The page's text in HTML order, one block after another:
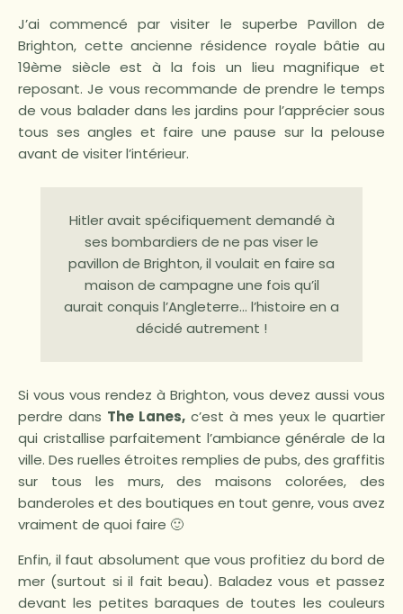
J’ai commencé par visiter le superbe Pavillon de
Brighton, cette ancienne résidence royale bâtie au
19ème siècle est à la fois un lieu magnifique et
reposant. Je vous recommande de prendre le temps
de vous balader dans les jardins pour l’apprécier sous
tous ses angles et faire une pause sur la pelouse
avant de visiter l’intérieur.
Hitler avait spécifiquement demandé à
ses bombardiers de ne pas viser le
pavillon de Brighton, il voulait en faire sa
maison de campagne une fois qu’il
aurait conquis l’Angleterre… l’histoire en a
décidé autrement !
Si vous vous rendez à Brighton, vous devez aussi vous
perdre dans The Lanes, c’est à mes yeux le quartier
qui cristallise parfaitement l’ambiance générale de la
ville. Des ruelles étroites remplies de pubs, des graffitis
sur tous les murs, des maisons colorées, des
banderoles et des boutiques en tout genre, vous avez
vraiment de quoi faire 🙂
Enfin, il faut absolument que vous profitiez du bord de
mer (surtout si il fait beau). Baladez vous et passez
devant les petites baraques de toutes les couleurs